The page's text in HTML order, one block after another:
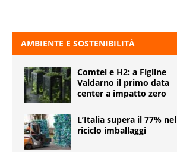
AMBIENTE E SOSTENIBILITÀ
Comtel e H2: a Figline
Valdarno il primo data
center a impatto zero
L’Italia supera il 77% nel
riciclo imballaggi